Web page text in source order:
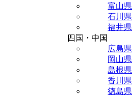
富山県
石川県
福井県
四国・中国
広島県
岡山県
島根県
香川県
徳島県